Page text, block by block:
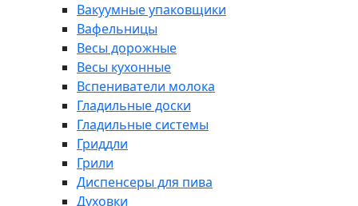
Вакуумные упаковщики
Вафельницы
Весы дорожные
Весы кухонные
Вспениватели молока
Гладильные доски
Гладильные системы
Гриддли
Грили
Диспенсеры для пива
Духовки